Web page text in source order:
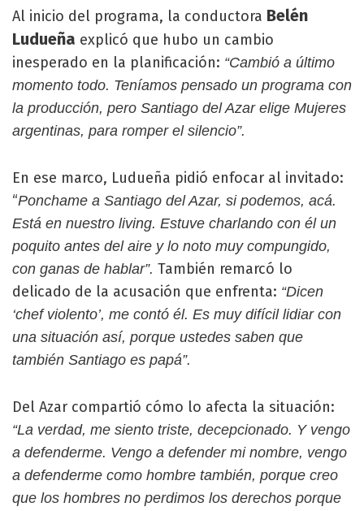
Al inicio del programa, la conductora Belén
Ludueña explicó que hubo un cambio
inesperado en la planificación: “Cambió a último
momento todo. Teníamos pensado un programa con
la producción, pero Santiago del Azar elige Mujeres
argentinas, para romper el silencio”.
En ese marco, Ludueña pidió enfocar al invitado:
“Ponchame a Santiago del Azar, si podemos, acá.
Está en nuestro living. Estuve charlando con él un
poquito antes del aire y lo noto muy compungido,
con ganas de hablar”. También remarcó lo
delicado de la acusación que enfrenta: “Dicen
‘chef violento’, me contó él. Es muy difícil lidiar con
una situación así, porque ustedes saben que
también Santiago es papá”.
Del Azar compartió cómo lo afecta la situación:
“La verdad, me siento triste, decepcionado. Y vengo
a defenderme. Vengo a defender mi nombre, vengo
a defenderme como hombre también, porque creo
que los hombres no perdimos los derechos porque